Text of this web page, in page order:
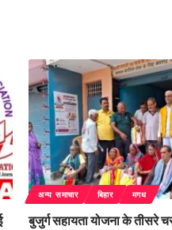
अन्य समाचार बिहार मगध
बुजुर्ग सहायता योजना के तीसरे